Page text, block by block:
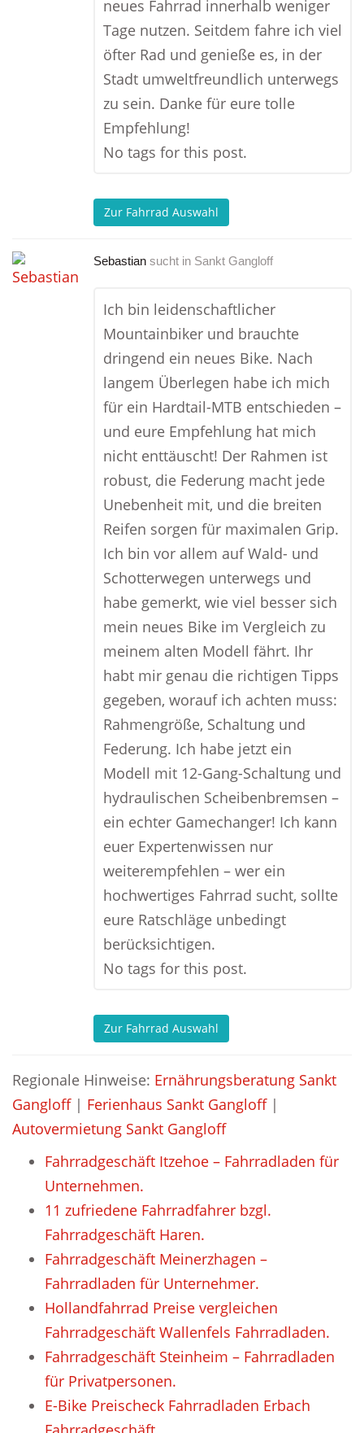
neues Fahrrad innerhalb weniger
Tage nutzen. Seitdem fahre ich viel
öfter Rad und genieße es, in der
Stadt umweltfreundlich unterwegs
zu sein. Danke für eure tolle
Empfehlung!
No tags for this post.
Zur Fahrrad Auswahl
Sebastian sucht in Sankt Gangloff
Ich bin leidenschaftlicher
Mountainbiker und brauchte
dringend ein neues Bike. Nach
langem Überlegen habe ich mich
für ein Hardtail-MTB entschieden –
und eure Empfehlung hat mich
nicht enttäuscht! Der Rahmen ist
robust, die Federung macht jede
Unebenheit mit, und die breiten
Reifen sorgen für maximalen Grip.
Ich bin vor allem auf Wald- und
Schotterwegen unterwegs und
habe gemerkt, wie viel besser sich
mein neues Bike im Vergleich zu
meinem alten Modell fährt. Ihr
habt mir genau die richtigen Tipps
gegeben, worauf ich achten muss:
Rahmengröße, Schaltung und
Federung. Ich habe jetzt ein
Modell mit 12-Gang-Schaltung und
hydraulischen Scheibenbremsen –
ein echter Gamechanger! Ich kann
euer Expertenwissen nur
weiterempfehlen – wer ein
hochwertiges Fahrrad sucht, sollte
eure Ratschläge unbedingt
berücksichtigen.
No tags for this post.
Zur Fahrrad Auswahl
Regionale Hinweise: Ernährungsberatung Sankt
Gangloff| Ferienhaus Sankt Gangloff|
Autovermietung Sankt Gangloff
Fahrradgeschäft Itzehoe – Fahrradladen für
Unternehmen.
11 zufriedene Fahrradfahrer bzgl.
Fahrradgeschäft Haren.
Fahrradgeschäft Meinerzhagen –
Fahrradladen für Unternehmer.
Hollandfahrrad Preise vergleichen
Fahrradgeschäft Wallenfels Fahrradladen.
Fahrradgeschäft Steinheim – Fahrradladen
für Privatpersonen.
E-Bike Preischeck Fahrradladen Erbach